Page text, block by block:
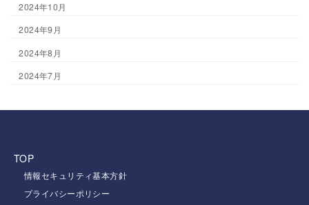
2024年10月
2024年9月
2024年8月
2024年7月
TOP
情報セキュリティ基本方針
プライバシーポリシー